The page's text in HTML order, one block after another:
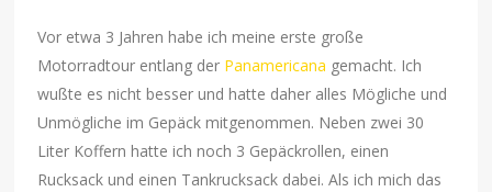
Vor etwa 3 Jahren habe ich meine erste große
Motorradtour entlang der Panamericana gemacht. Ich
wußte es nicht besser und hatte daher alles Mögliche und
Unmögliche im Gepäck mitgenommen. Neben zwei 30
Liter Koffern hatte ich noch 3 Gepäckrollen, einen
Rucksack und einen Tankrucksack dabei. Als ich mich das